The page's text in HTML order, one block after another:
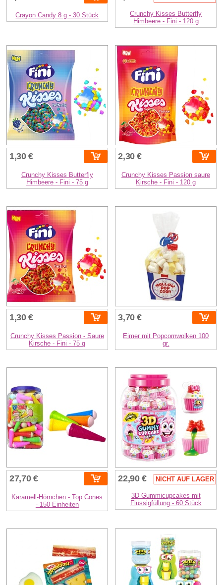
Crayon Candy 8 g - 30 Stück
Crunchy Kisses Butterfly
Himbeere - Fini - 120 g
1,30 €
Crunchy Kisses Butterfly
Himbeere - Fini - 75 g
2,30 €
Crunchy Kisses Passion saure
Kirsche - Fini - 120 g
1,30 €
Crunchy Kisses Passion - Saure
Kirsche - Fini - 75 g
3,70 €
Eimer mit Popcornwolken 100
gr.
27,70 €
Karamell-Hörnchen - Top Cones
- 150 Einheiten
22,90 € NICHT AUF LAGER
3D-Gummicupcakes mit
Flüssigfüllung - 60 Stück